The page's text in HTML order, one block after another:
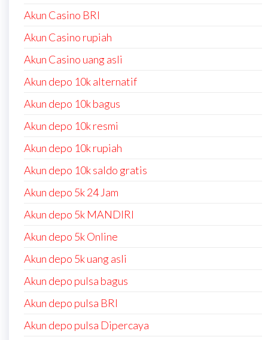
Akun Casino BRI
Akun Casino rupiah
Akun Casino uang asli
Akun depo 10k alternatif
Akun depo 10k bagus
Akun depo 10k resmi
Akun depo 10k rupiah
Akun depo 10k saldo gratis
Akun depo 5k 24 Jam
Akun depo 5k MANDIRI
Akun depo 5k Online
Akun depo 5k uang asli
Akun depo pulsa bagus
Akun depo pulsa BRI
Akun depo pulsa Dipercaya